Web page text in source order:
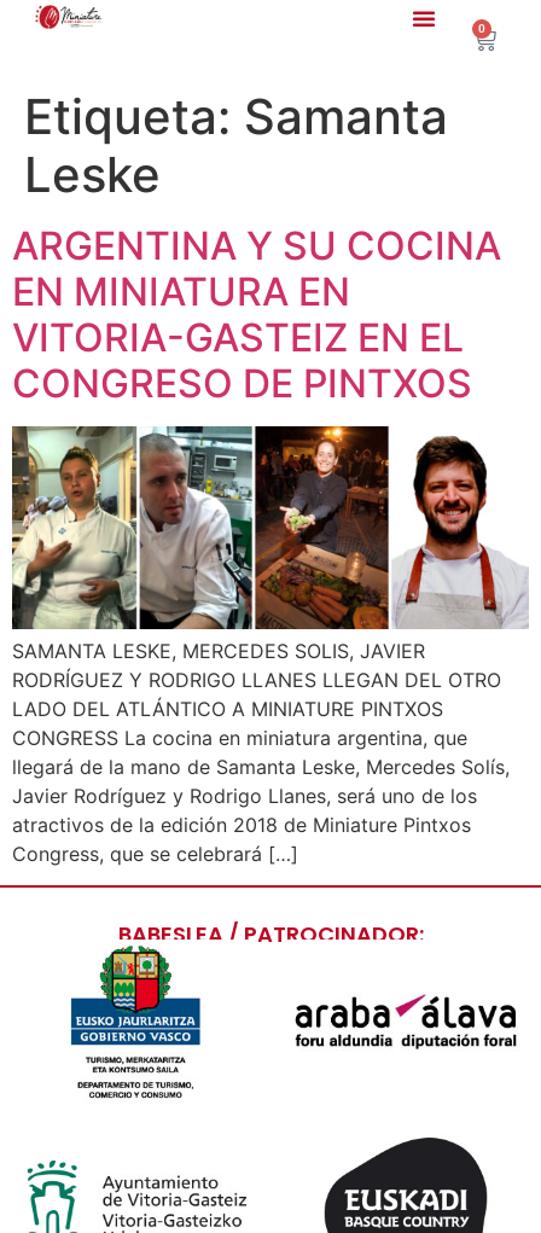
0
Etiqueta: Samanta
Leske
ARGENTINA Y SU COCINA
EN MINIATURA EN
VITORIA-GASTEIZ EN EL
CONGRESO DE PINTXOS
SAMANTA LESKE, MERCEDES SOLIS, JAVIER
RODRÍGUEZ Y RODRIGO LLANES LLEGAN DEL OTRO
LADO DEL ATLÁNTICO A MINIATURE PINTXOS
CONGRESS La cocina en miniatura argentina, que
llegará de la mano de Samanta Leske, Mercedes Solís,
Javier Rodríguez y Rodrigo Llanes, será uno de los
atractivos de la edición 2018 de Miniature Pintxos
Congress, que se celebrará […]
BABESLEA / PATROCINADOR: